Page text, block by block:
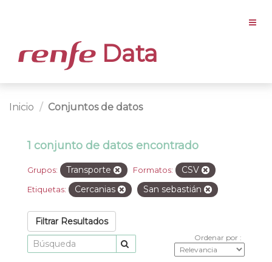
Data
Inicio Conjuntos de datos
1 conjunto de datos encontrado
Grupos: Transporte Formatos: CSV
Etiquetas: Cercanias San sebastián
Filtrar Resultados
Ordenar por